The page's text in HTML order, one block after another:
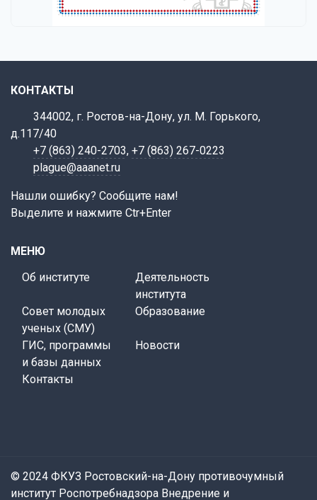
КОНТАКТЫ
344002, г. Ростов-на-Дону, ул. М. Горького,
д.117/40
+7 (863) 240-2703, +7 (863) 267-0223
plague@aaanet.ru
Нашли ошибку? Сообщите нам!
Выделите и нажмите Ctr+Enter
МЕНЮ
Об институте
Деятельность
института
Совет молодых
ученых (СМУ)
Образование
ГИС, программы
и базы данных
Новости
Контакты
© 2024 ФКУЗ Ростовский-на-Дону противочумный
институт Роспотребнадзора Внедрение и